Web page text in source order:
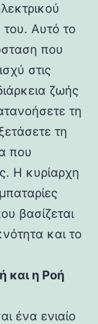
του. Αυτό το
που
στις
ζωής
τη
τη
που
Η κυρίαρχη
βασίζεται
και το
και η Ροή
ένα ενιαίο